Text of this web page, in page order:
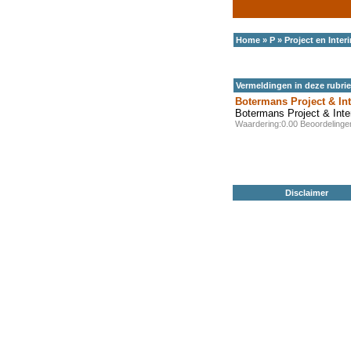
Home » P » Project en
Vermeldingen in deze
Botermans Project &
Botermans Project &
Waardering:0.00
Disclaimer